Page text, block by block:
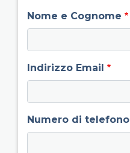
field group left
Nome e Cognome
Indirizzo Email
Numero di telefono